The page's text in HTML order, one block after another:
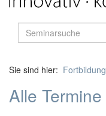
Sie sind hier: Fortbildung
Alle Termine